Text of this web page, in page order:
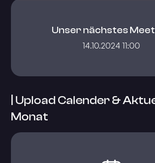
Unser nächstes
14.10.2024 11:00
| Upload Calender &
Monat